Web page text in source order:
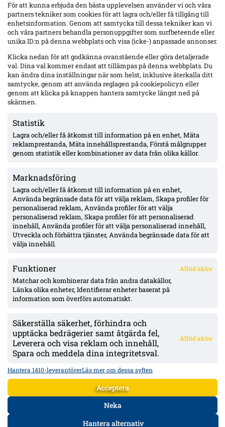
För att kunna erbjuda den bästa upplevelsen använder vi och våra
partners tekniker som cookies för att lagra och/eller få tillgång till
enhetsinformation. Genom att samtycka till dessa tekniker kan vi
och våra partners behandla personuppgifter som surfbeteende eller
unika ID:n på denna webbplats och visa (icke-) anpassade annonser.
Klicka nedan för att godkänna ovanstående eller göra detaljerade
val. Dina val kommer endast att tillämpas på denna webbplats. Du
kan ändra dina inställningar när som helst, inklusive återkalla ditt
samtycke, genom att använda reglagen på cookiepolicyn eller
genom att klicka på knappen hantera samtycke längst ned på
skärmen.
Statistik
Lagra och/eller få åtkomst till information på en enhet, Mäta
reklamprestanda, Mäta innehållsprestanda, Förstå målgrupper
genom statistik eller kombinationer av data från olika källor.
Marknadsföring
Lagra och/eller få åtkomst till information på en enhet,
Använda begränsade data för att välja reklam, Skapa profiler för
personaliserad reklam, Använda profiler för att välja
personaliserad reklam, Skapa profiler för att personaliserad
innehåll, Använda profiler för att välja personaliserad innehåll,
Utveckla och förbättra tjänster, Använda begränsade data för att
välja innehåll.
Funktioner Alltid aktiv
Matchar och kombinerar data från andra datakällor,
Länka olika enheter, Identifierar enheter baserat på
information som överförs automatiskt.
Säkerställa säkerhet, förhindra och
upptäcka bedrägerier samt åtgärda fel,
Leverera och visa reklam och innehåll,
Spara och meddela dina integritetsval.
Alltid aktiv
Hantera 1410-leverantörerLäs mer om dessa syften
Acceptera
Neka
Hantera alternativ
Senaste
bortdömt och Rydström hyllas inför returen
Isak Dahlqvist hattrick – Tromsø 5–0 borta mot CFR Cluj i
Officiellt: Djurgården värvar Sander Finjord Ringberg – 15
assist på 13 matcher i Hönefoss, kontrakt till juni 2031
Officiellt: Stefano Vecchia lämnar Malmö FF – två SM-guld och
ett cupguld i bagaget
IFK Göteborg 0–1 mot Gent: Goores firande utlöste bråk – VAR-
ilska och heta scener inför returen
ÖVERSIKT
Nyheter & Reportage
Spelarbetyg
KONTAKT
kontakt@bollsvenskan.se
redaktionen@bollsvenskan.se
jobb@bollsvenskan.se
ÖVRIGT
Annonsera